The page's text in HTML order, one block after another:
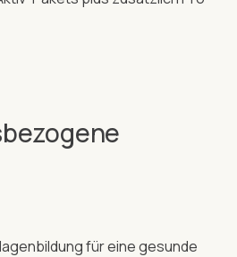
für eine gesunde